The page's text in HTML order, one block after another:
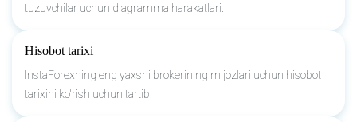
tuzuvchilar uchun diagramma harakatlari.
Hisobot tarixi
InstaForexning eng yaxshi brokerining mijozlari uchun hisobot
tarixini ko'rish uchun tartib.